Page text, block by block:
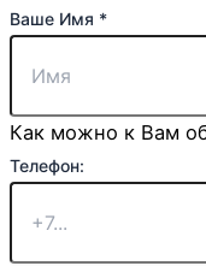
Ваше Имя *
Как можно к Вам
Телефон: